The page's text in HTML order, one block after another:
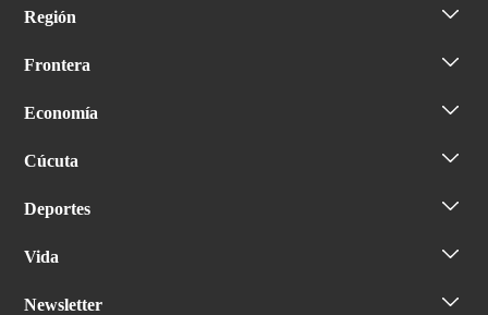
Región
Frontera
Economía
Cúcuta
Deportes
Vida
Newsletter